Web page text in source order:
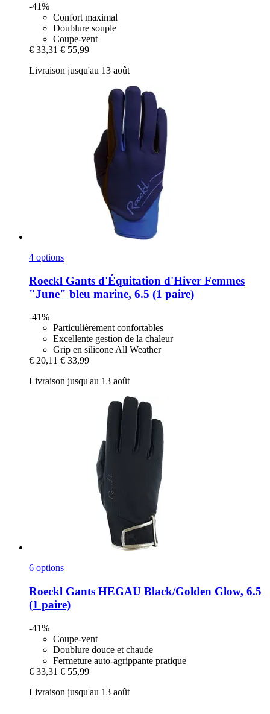
-41%
Confort maximal
Doublure souple
Coupe-vent
€ 33,31 € 55,99
Livraison jusqu'au 13 août
4 options
Roeckl Gants d'Équitation d'Hiver Femmes
"June" bleu marine, 6.5 (1 paire)
-41%
Particulièrement confortables
Excellente gestion de la chaleur
Grip en silicone All Weather
€ 20,11 € 33,99
Livraison jusqu'au 13 août
6 options
Roeckl Gants HEGAU Black/Golden Glow, 6.5
(1 paire)
-41%
Coupe-vent
Doublure douce et chaude
Fermeture auto-agrippante pratique
€ 33,31 € 55,99
Livraison jusqu'au 13 août